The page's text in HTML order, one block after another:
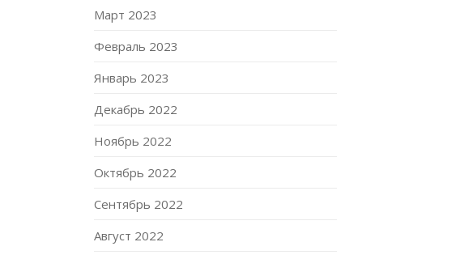
Март 2023
Февраль 2023
Январь 2023
Декабрь 2022
Ноябрь 2022
Октябрь 2022
Сентябрь 2022
Август 2022